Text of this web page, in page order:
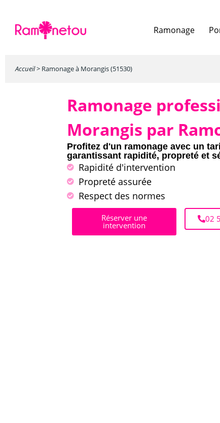
Ramonage
Accueil> Ramonage à Morangis (51530)
Ramonage
Morangis par
Profitez d'un ramonage avec un
garantissant rapidité, propreté et
Rapidité d'intervention
Propreté assurée
Respect des normes
Réserver une
intervention
02